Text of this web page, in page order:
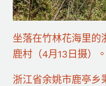
坐落在竹林花海里的
鹿村（4月13日摄）。
浙江省余姚市鹿亭乡